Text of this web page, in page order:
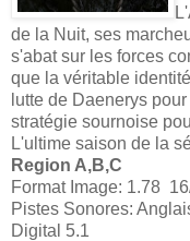
de la Nuit, ses
s'abat sur les forces
que la véritable
lutte de Daenerys
stratégie sournoise
L'ultime saison de la
Region A,B,C
Format Image: 1.78
Pistes Sonores:
Digital 5.1